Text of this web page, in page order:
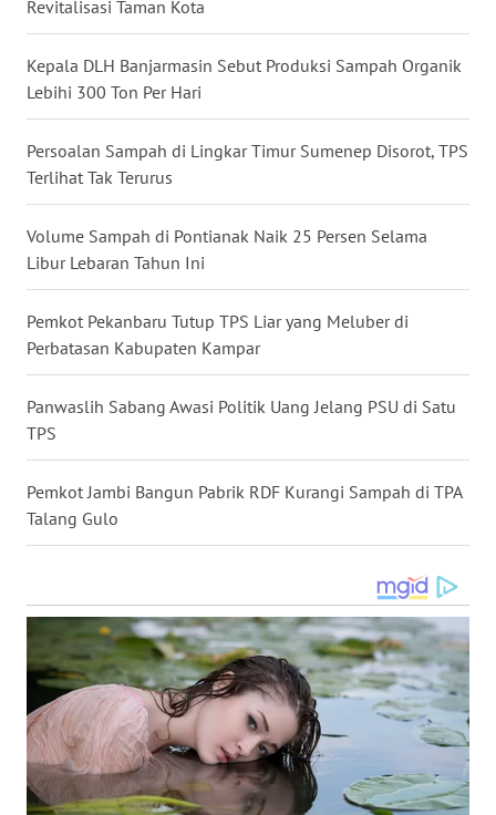
Revitalisasi Taman Kota
Kepala DLH Banjarmasin Sebut Produksi Sampah Organik
Lebihi 300 Ton Per Hari
Persoalan Sampah di Lingkar Timur Sumenep Disorot, TPS
Terlihat Tak Terurus
Volume Sampah di Pontianak Naik 25 Persen Selama
Libur Lebaran Tahun Ini
Pemkot Pekanbaru Tutup TPS Liar yang Meluber di
Perbatasan Kabupaten Kampar
Panwaslih Sabang Awasi Politik Uang Jelang PSU di Satu
TPS
Pemkot Jambi Bangun Pabrik RDF Kurangi Sampah di TPA
Talang Gulo
KALTARA
KALSEL
WN
KALTIM
WN
SULSEL
WN
GORONTALO
WN
WN
MALUT
WN
DAIRI
WN
DANAU